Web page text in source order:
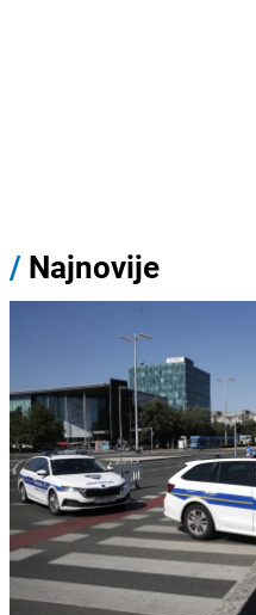
/ Najnovije